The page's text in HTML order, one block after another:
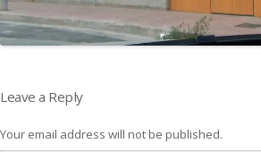
Leave a Reply
Your email address will not be published.